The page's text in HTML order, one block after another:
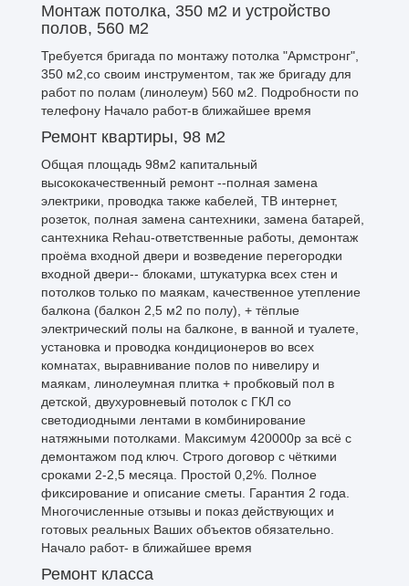
Монтаж потолка, 350 м2 и устройство
полов, 560 м2
Требуется бригада по монтажу потолка "Армстронг",
350 м2,со своим инструментом, так же бригаду для
работ по полам (линолеум) 560 м2. Подробности по
телефону Начало работ-в ближайшее время
Ремонт квартиры, 98 м2
Общая площадь 98м2 капитальный
высококачественный ремонт --полная замена
электрики, проводка также кабелей, ТВ интернет,
розеток, полная замена сантехники, замена батарей,
сантехника Rehau-ответственные работы, демонтаж
проёма входной двери и возведение перегородки
входной двери-- блоками, штукатурка всех стен и
потолков только по маякам, качественное утепление
балкона (балкон 2,5 м2 по полу), + тёплые
электрический полы на балконе, в ванной и туалете,
установка и проводка кондиционеров во всех
комнатах, выравнивание полов по нивелиру и
маякам, линолеумная плитка + пробковый пол в
детской, двухуровневый потолок с ГКЛ со
светодиодными лентами в комбинирование
натяжными потолками. Максимум 420000р за всё с
демонтажом под ключ. Строго договор с чёткими
сроками 2-2,5 месяца. Простой 0,2%. Полное
фиксирование и описание сметы. Гарантия 2 года.
Многочисленные отзывы и показ действующих и
готовых реальных Ваших объектов обязательно.
Начало работ- в ближайшее время
Ремонт класса